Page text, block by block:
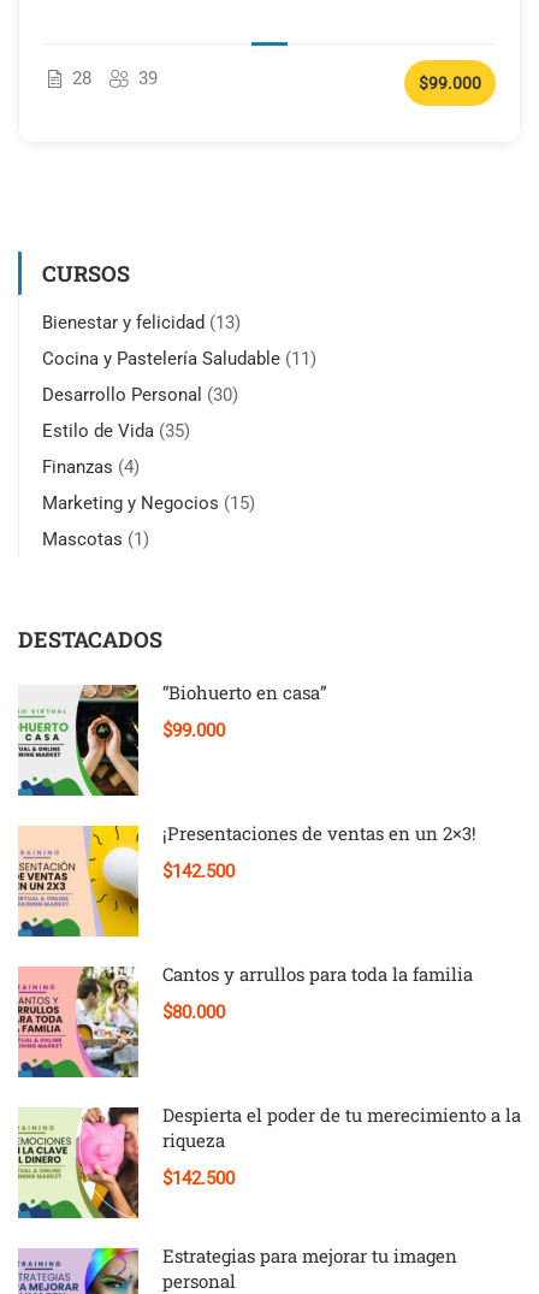
28 39 $99.000
CURSOS
Bienestar y felicidad (13)
Cocina y Pastelería Saludable (11)
Desarrollo Personal (30)
Estilo de Vida (35)
Finanzas (4)
Marketing y Negocios (15)
Mascotas (1)
DESTACADOS
“Biohuerto en casa”
$99.000
¡Presentaciones de ventas en un 2×3!
$142.500
Cantos y arrullos para toda la familia
$80.000
Despierta el poder de tu merecimiento a la
riqueza
$142.500
Estrategias para mejorar tu imagen
personal